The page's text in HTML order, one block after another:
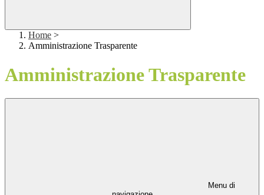
Home >
Amministrazione Trasparente
Amministrazione Trasparente
Menu di